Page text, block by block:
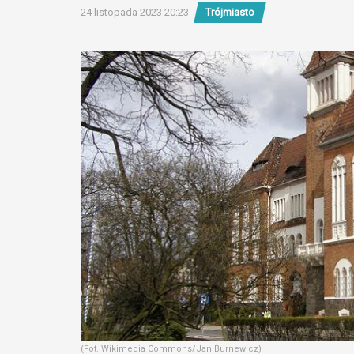
24 listopada 2023 20:23 Trójmiasto
(Fot. Wikimedia Commons/Jan Burnewicz)